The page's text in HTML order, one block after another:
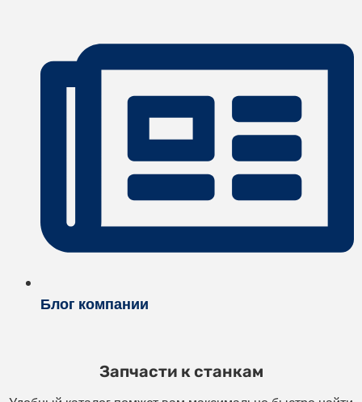
Блог компании
Запчасти к станкам